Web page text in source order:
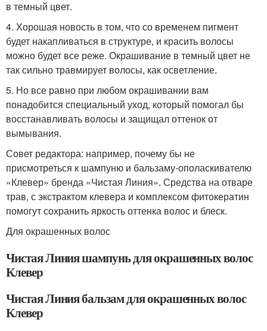
в темный цвет.
4. Хорошая новость в том, что со временем пигмент
будет накапливаться в структуре, и красить волосы
можно будет все реже. Окрашивание в темный цвет не
так сильно травмирует волосы, как осветление.
5. Но все равно при любом окрашивании вам
понадобится специальный уход, который помогал бы
восстанавливать волосы и защищал оттенок от
вымывания.
Совет редактора: например, почему бы не
присмотреться к шампуню и бальзаму-ополаскивателю
«Клевер» бренда «Чистая Линия». Средства на отваре
трав, с экстрактом клевера и комплексом фитокератин
помогут сохранить яркость оттенка волос и блеск.
Для окрашенных волос
Чистая Линия шампунь для окрашенных волос
Клевер
Чистая Линия бальзам для окрашенных волос
Клевер